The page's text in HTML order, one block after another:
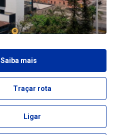
Saiba mais
Traçar rota
Ligar